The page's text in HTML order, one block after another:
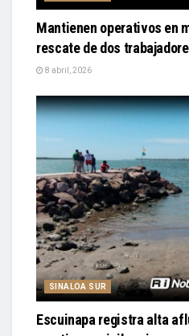
Mantienen operativos en
rescate de dos
8 abril, 2026
SINALOA SUR
Escuinapa registra alta